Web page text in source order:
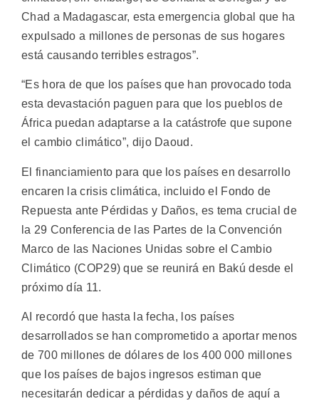
Chad a Madagascar, esta emergencia global que ha
expulsado a millones de personas de sus hogares
está causando terribles estragos”.
“Es hora de que los países que han provocado toda
esta devastación paguen para que los pueblos de
África puedan adaptarse a la catástrofe que supone
el cambio climático”, dijo Daoud.
El financiamiento para que los países en desarrollo
encaren la crisis climática, incluido el Fondo de
Repuesta ante Pérdidas y Daños, es tema crucial de
la 29 Conferencia de las Partes de la Convención
Marco de las Naciones Unidas sobre el Cambio
Climático (COP29) que se reunirá en Bakú desde el
próximo día 11.
AI recordó que hasta la fecha, los países
desarrollados se han comprometido a aportar menos
de 700 millones de dólares de los 400 000 millones
que los países de bajos ingresos estiman que
necesitarán dedicar a pérdidas y daños de aquí a